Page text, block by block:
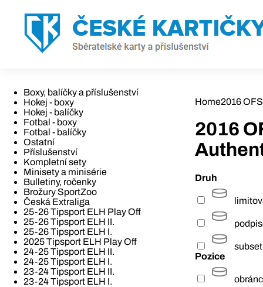
Boxy, balíčky a příslušenství
Hokej - boxy
Hokej - balíčky
Fotbal - boxy
Fotbal - balíčky
Ostatní
Příslušenství
Kompletní sety
Minisety a minisérie
Bulletiny, ročenky
Brožury SportZoo
Česká Extraliga
25-26 Tipsport ELH Play Off
25-26 Tipsport ELH II.
25-26 Tipsport ELH I.
2025 Tipsport ELH Play Off
24-25 Tipsport ELH II.
24-25 Tipsport ELH I.
23-24 Tipsport ELH II.
23-24 Tipsport ELH I.
Home2016
2016
Druh
subset
Pozice